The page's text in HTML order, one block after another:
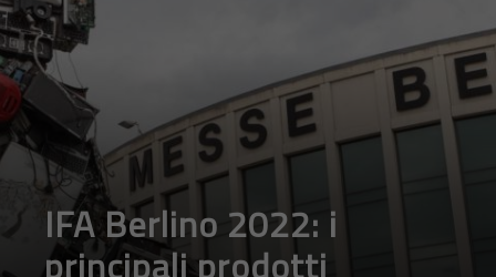
IFA Berlino 2022: i
principali prodotti